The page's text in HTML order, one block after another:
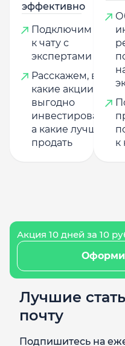
эффективно
Подключим
к чату с
экспертами
Расскажем, в
какие акции
выгодно
инвестировать,
а какие лучше
продать
к
Акция 10 дней за 10
Лучшие
почту
Подпишитесь на